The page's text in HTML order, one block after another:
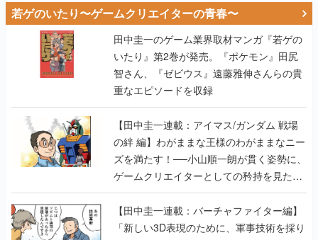
若ゲのいたり〜ゲームクリエイターの青春〜
田中圭一のゲーム業界取材マンガ『若ゲの
いたり』第2巻が発売。『ポケモン』田尻
智さん、『ゼビウス』遠藤雅伸さんらの貴
重なエピソードを収録
【田中圭一連載：アイマス/ガンダム 戦場
の絆 編】わがままな王様のわがままなニー
ズを満たす！──小山順一朗が貫く姿勢に、
ゲームクリエイターとしての矜持を見た
【若ゲのいたり最終回】
【田中圭一連載：バーチャファイター編】
「新しい3D表現のために、軍事技術を採り